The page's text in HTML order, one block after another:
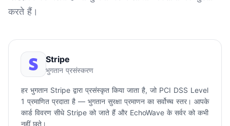
करते हैं।
Stripe
भुगतान प्रसंस्करण
हर भुगतान Stripe द्वारा प्रसंस्कृत किया जाता है, जो PCI DSS Level
1 प्रमाणित प्रदाता है — भुगतान सुरक्षा प्रमाणन का सर्वोच्च स्तर। आपके
कार्ड विवरण सीधे Stripe को जाते हैं और EchoWave के सर्वर को कभी
नहीं छूते।